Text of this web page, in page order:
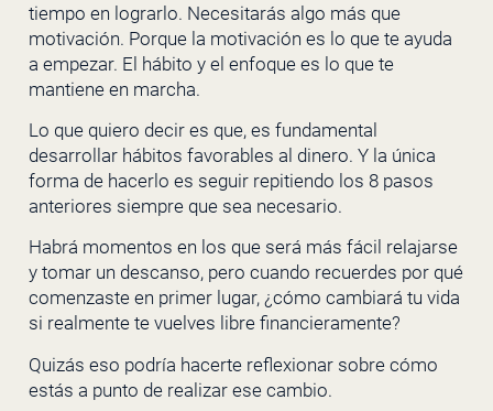
tiempo en lograrlo. Necesitarás algo más que
motivación. Porque la motivación es lo que te ayuda
a empezar. El hábito y el enfoque es lo que te
mantiene en marcha.
Lo que quiero decir es que, es fundamental
desarrollar hábitos favorables al dinero. Y la única
forma de hacerlo es seguir repitiendo los 8 pasos
anteriores siempre que sea necesario.
Habrá momentos en los que será más fácil relajarse
y tomar un descanso, pero cuando recuerdes por qué
comenzaste en primer lugar, ¿cómo cambiará tu vida
si realmente te vuelves libre financieramente?
Quizás eso podría hacerte reflexionar sobre cómo
estás a punto de realizar ese cambio.